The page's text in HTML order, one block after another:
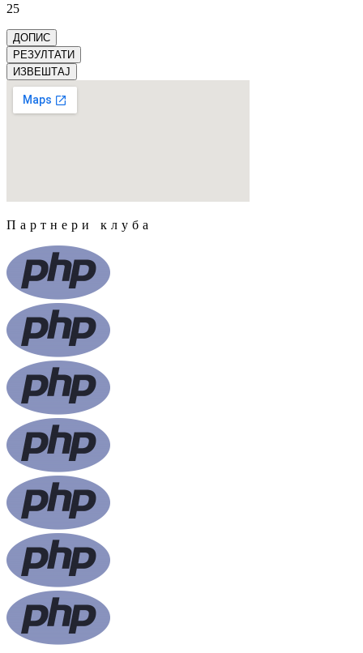
25
ДОПИС
РЕЗУЛТАТИ
ИЗВЕШТАЈ
Партнери клуба